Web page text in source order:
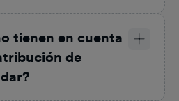
tienen en cuenta
de